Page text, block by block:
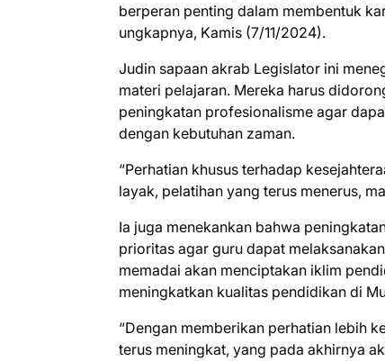
berperan penting dalam membentuk
ungkapnya, Kamis (7/11/2024).
Judin sapaan akrab Legislator ini
materi pelajaran. Mereka harus
peningkatan profesionalisme agar
dengan kebutuhan zaman.
“Perhatian khusus terhadap
layak, pelatihan yang terus menerus,
Ia juga menekankan bahwa
prioritas agar guru dapat
memadai akan menciptakan iklim
meningkatkan kualitas pendidikan di
“Dengan memberikan perhatian lebih
terus meningkat, yang pada akhirnya